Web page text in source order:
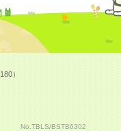
）
No.TBLS/BSTB6302